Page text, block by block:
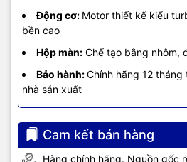
Động cơ: Motor thiết kế kiểu
bền cao
Hộp màn: Chế tạo bằng nhôm,
Bảo hành:Chính hãng 12
nhà sản xuất
Cam kết bán hàng
Hàng chính hãng. Nguồn gốc